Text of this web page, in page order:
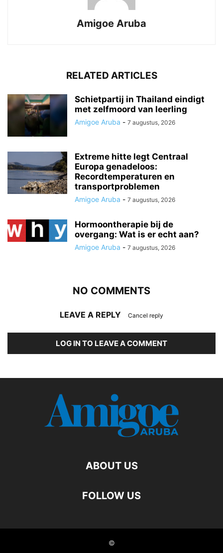
Amigoe Aruba
RELATED ARTICLES
Schietpartij in Thailand eindigt
met zelfmoord van leerling
Amigoe Aruba - 7 augustus, 2026
Extreme hitte legt Centraal
Europa genadeloos:
Recordtemperaturen en
transportproblemen
Amigoe Aruba - 7 augustus, 2026
Hormoontherapie bij de
overgang: Wat is er echt aan?
Amigoe Aruba - 7 augustus, 2026
NO COMMENTS
LEAVE A REPLY Cancel reply
LOG IN TO LEAVE A COMMENT
ABOUT US
FOLLOW US
©